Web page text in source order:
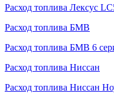
Расход топлива Лексус
Расход топлива БМВ
Расход топлива БМВ 6
Расход топлива Ниссан
Расход топлива Ниссан